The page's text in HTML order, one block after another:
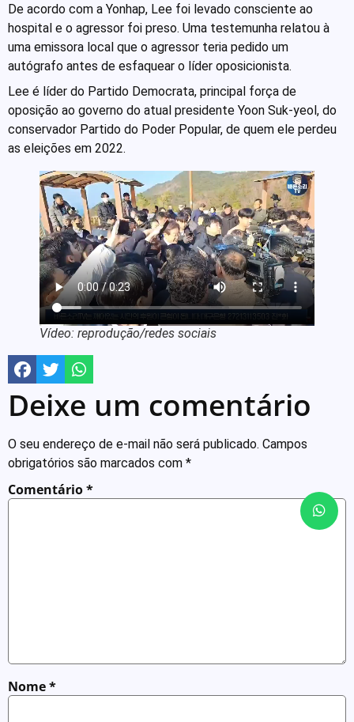
De acordo com a Yonhap, Lee foi levado consciente ao
hospital e o agressor foi preso. Uma testemunha relatou à
uma emissora local que o agressor teria pedido um
autógrafo antes de esfaquear o líder oposicionista.
Lee é líder do Partido Democrata, principal força de
oposição ao governo do atual presidente Yoon Suk-yeol, do
conservador Partido do Poder Popular, de quem ele perdeu
as eleições em 2022.
Vídeo: reprodução/redes sociais
Deixe um comentário
O seu endereço de e-mail não será publicado. Campos
obrigatórios são marcados com *
Comentário*
Nome*